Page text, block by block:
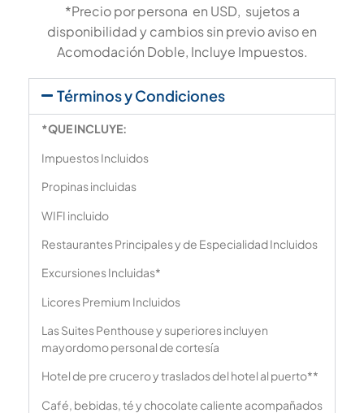
*Precio por persona en USD, sujetos a
disponibilidad y cambios sin previo aviso en
Acomodación Doble, Incluye Impuestos.
Términos y Condiciones
*QUE INCLUYE:
Impuestos Incluidos
Propinas incluidas
WIFI incluido
Restaurantes Principales y de Especialidad Incluidos
Excursiones Incluidas*
Licores Premium Incluidos
Las Suites Penthouse y superiores incluyen
mayordomo personal de cortesía
Hotel de pre crucero y traslados del hotel al puerto**
Café, bebidas, té y chocolate caliente acompañados